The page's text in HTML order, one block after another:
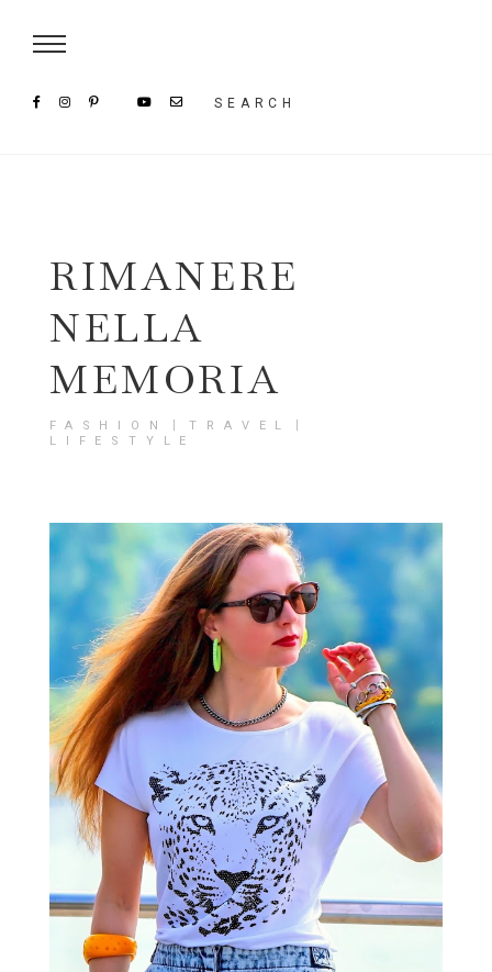
SEARCH
RIMANERE
NELLA
MEMORIA
FASHION〡TRAVEL〡
LIFESTYLE